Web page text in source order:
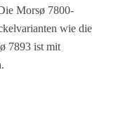
Morsø 7800-
wie die
7893 ist mit